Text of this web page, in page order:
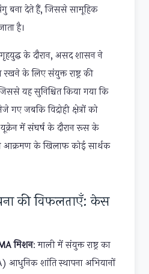
पंगु बना देते हैं, जिससे सामूहिक
है।
के दौरान, असद शासन ने
रखने के लिए संयुक्त राष्ट्र की
यह सुनिश्चित किया गया कि
गए जबकि विद्रोही क्षेत्रों को
में संघर्ष के दौरान रूस के
आक्रमण के खिलाफ कोई सार्थक
की विफलताएँ: केस
मिशन: माली में संयुक्त राष्ट्र का
शांति स्थापना अभियानों